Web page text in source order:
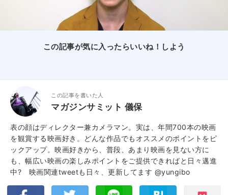
この記事が気に入ったらいいね！しよう
この記事を書いた人
マガジンサミット 儀保
表の顔はディレクター兼カメラマン。実は、年間700本の映画
を観賞する映画好き。どんな作品でもオススメのポイントをピ
ックアップ。映画好きから、普段、あまり映画を見ない方に
も、幅広い映画の楽しみポイントをご提供できればと日々邁進
中? 映画関連tweetも日々、更新してます @yungibo